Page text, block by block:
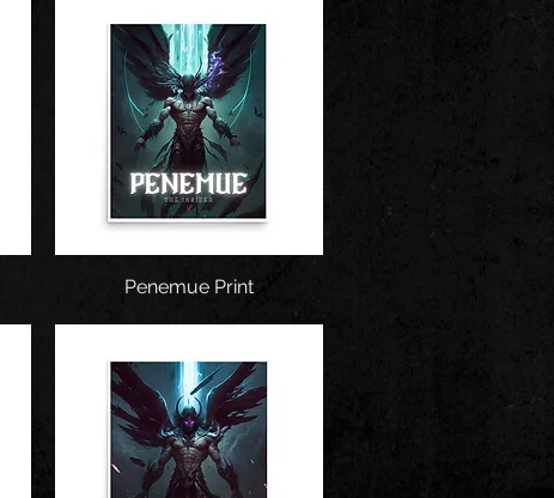
Snel overzicht
Penemue Print